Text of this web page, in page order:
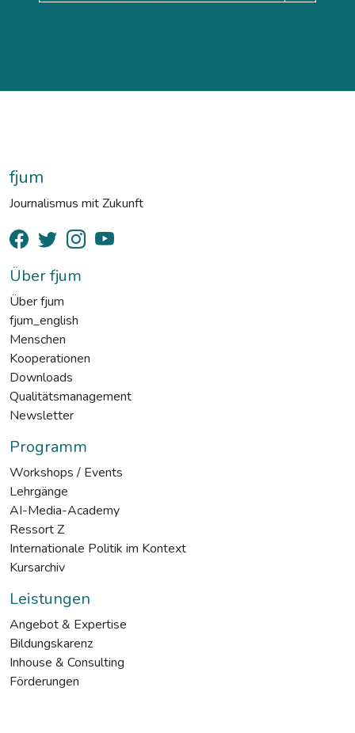
fjum
Journalismus mit Zukunft
Über fjum
Über fjum
fjum_english
Menschen
Kooperationen
Downloads
Qualitätsmanagement
Newsletter
Programm
Workshops / Events
Lehrgänge
AI-Media-Academy
Ressort Z
Internationale Politik im Kontext
Kursarchiv
Leistungen
Angebot & Expertise
Bildungskarenz
Inhouse & Consulting
Förderungen